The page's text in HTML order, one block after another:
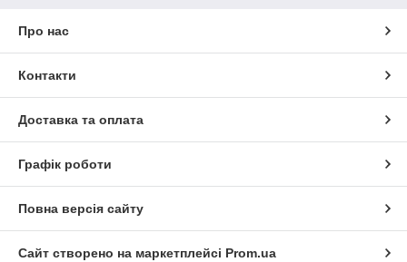
Про нас
Контакти
Доставка та оплата
Графік роботи
Повна версія сайту
Сайт створено на маркетплейсі Prom.ua